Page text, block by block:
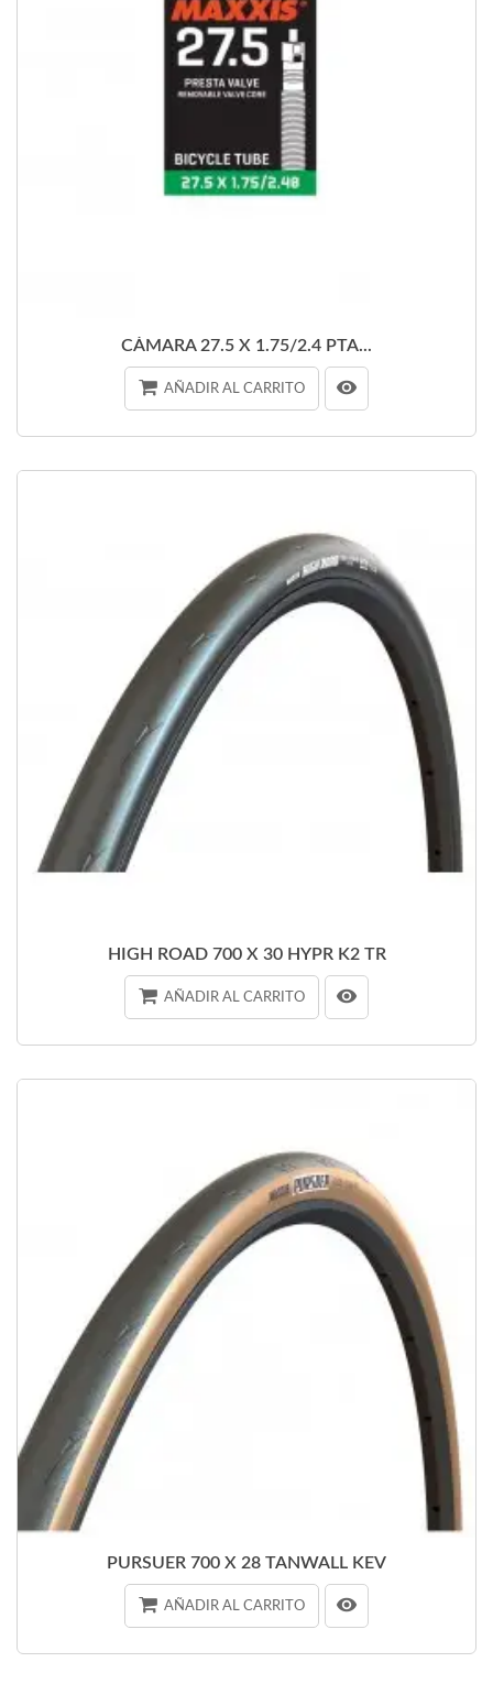
CÁMARA 27.5 X 1.75/2.4 PTA...
AÑADIR AL CARRITO
HIGH ROAD 700 X 30 HYPR K2 TR
AÑADIR AL CARRITO
PURSUER 700 X 28 TANWALL KEV
AÑADIR AL CARRITO